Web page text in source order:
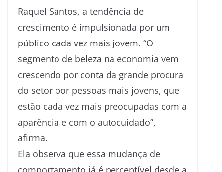
Raquel Santos, a tendência de
crescimento é impulsionada por um
público cada vez mais jovem. “O
segmento de beleza na economia vem
crescendo por conta da grande procura
do setor por pessoas mais jovens, que
estão cada vez mais preocupadas com a
aparência e com o autocuidado”,
afirma.
​Ela observa que essa mudança de